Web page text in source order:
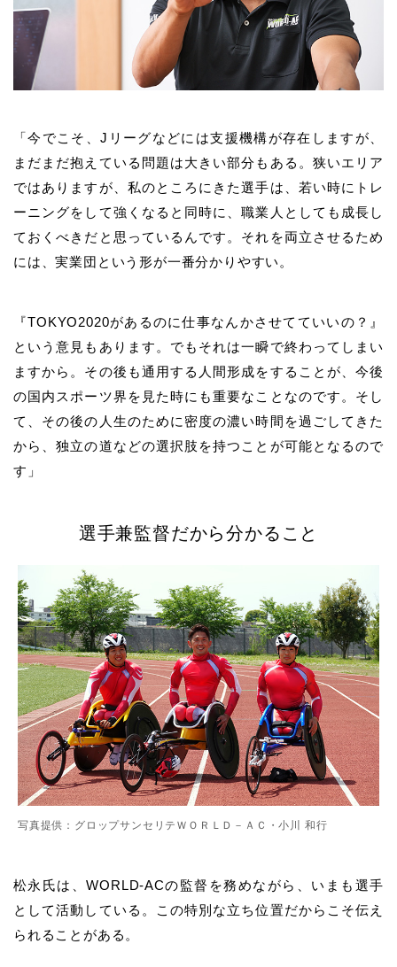
「今でこそ、Jリーグなどには支援機構が存在しますが、
まだまだ抱えている問題は大きい部分もある。狭いエリア
ではありますが、私のところにきた選手は、若い時にトレ
ーニングをして強くなると同時に、職業人としても成長し
ておくべきだと思っているんです。それを両立させるため
には、実業団という形が一番分かりやすい。
『TOKYO2020があるのに仕事なんかさせてていいの？』
という意見もあります。でもそれは一瞬で終わってしまい
ますから。その後も通用する人間形成をすることが、今後
の国内スポーツ界を見た時にも重要なことなのです。そし
て、その後の人生のために密度の濃い時間を過ごしてきた
から、独立の道などの選択肢を持つことが可能となるので
す」
選手兼監督だから分かること
写真提供：グロップサンセリテＷＯＲＬＤ－ＡＣ・小川 和行
松永氏は、WORLD-ACの監督を務めながら、いまも選手
として活動している。この特別な立ち位置だからこそ伝え
られることがある。